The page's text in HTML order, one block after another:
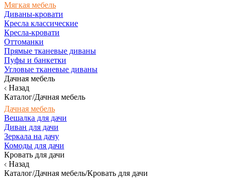
Мягкая мебель
Диваны-кровати
Кресла классические
Кресла-кровати
Оттоманки
Прямые тканевые диваны
Пуфы и банкетки
Угловые тканевые диваны
Дачная мебель
Назад
Каталог/Дачная мебель
Дачная мебель
Вешалка для дачи
Диван для дачи
Зеркала на дачу
Комоды для дачи
Кровать для дачи
Назад
Каталог/Дачная мебель/Кровать для дачи